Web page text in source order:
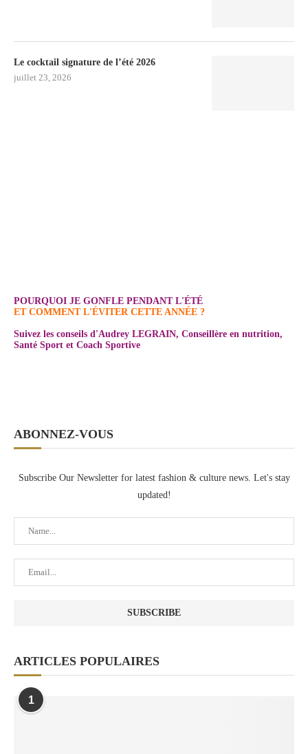
Le cocktail signature de l’été 2026
juillet 23, 2026
POURQUOI JE GONFLE PENDANT L'ÉTÉ
ET COMMENT L'ÉVITER CETTE ANNÉE ?
Suivez les conseils d'Audrey LEGRAIN, Conseillère en nutrition,
Santé Sport et Coach Sportive
ABONNEZ-VOUS
Subscribe Our Newsletter for latest fashion & culture news. Let's stay
updated!
ARTICLES POPULAIRES
1